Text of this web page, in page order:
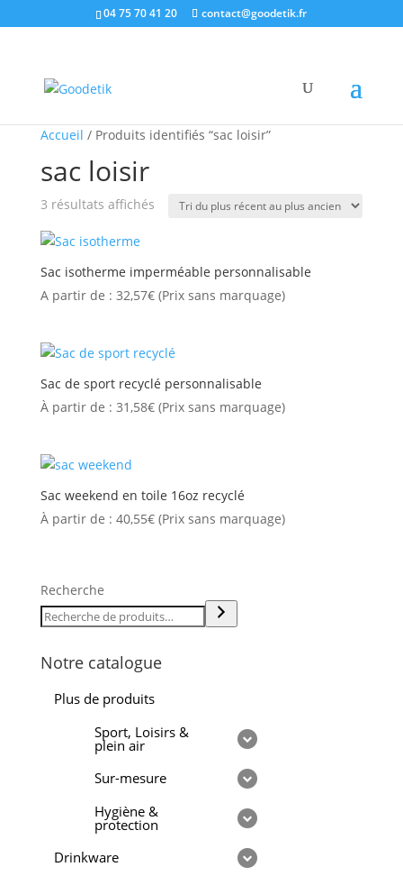
04 75 70 41 20 contact@goodetik.fr
Accueil / Produits identifiés “sac loisir”
sac loisir
3 résultats affichésTrié
récent
plus
Sac isotherme imperméable personnalisable
A partir de : 32,57€(Prix sans marquage)
Sac de sport recyclé personnalisable
À partir de : 31,58€(Prix sans marquage)
Sac weekend en toile 16oz recyclé
À partir de : 40,55€(Prix sans marquage)
Recherche
Notre catalogue
Plus de produits
Sport, Loisirs &
plein air
Sur-mesure
Hygiène &
protection
Drinkware